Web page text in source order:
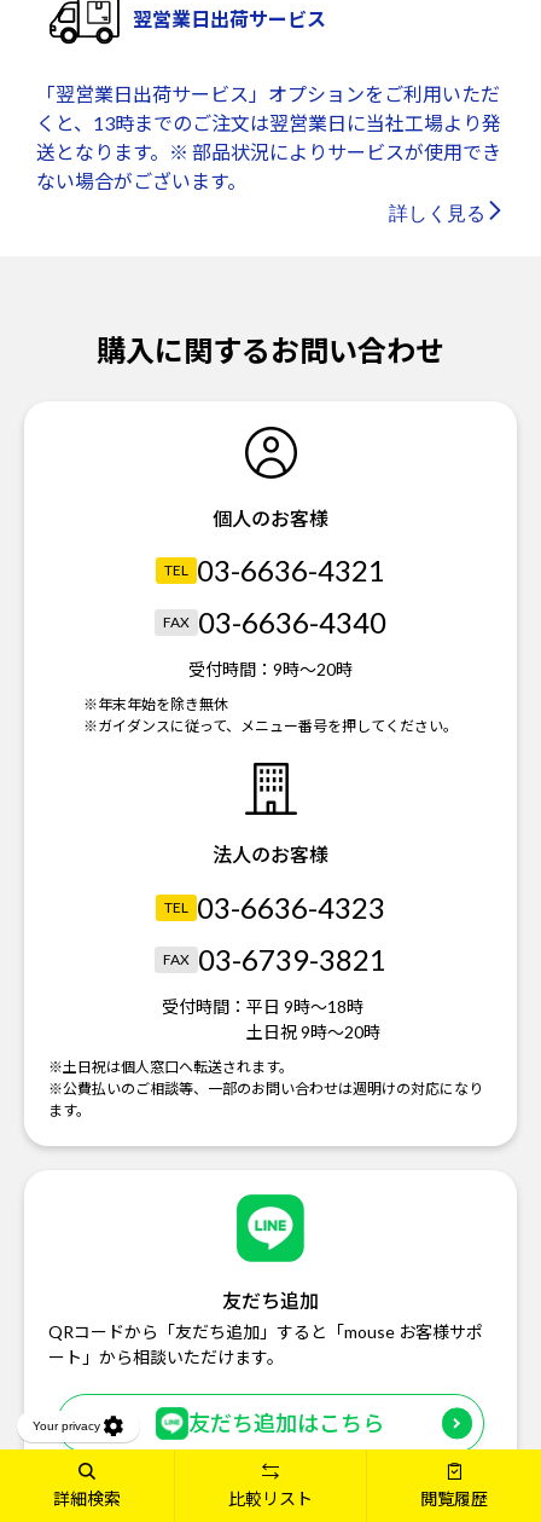
詳細検索 比較リスト 閲覧履歴
翌営業日出荷サービス
「翌営業日出荷サービス」オプションをご利用いただ
くと、13時までのご注文は翌営業日に当社工場より発
送となります。※ 部品状況によりサービスが使用でき
ない場合がございます。
詳しく見る
購入に関するお問い合わせ
個人のお客様
TEL 03-6636-4321
FAX 03-6636-4340
受付時間： 9時～20時
※年末年始を除き無休
※ガイダンスに従って、メニュー番号を押してください。
法人のお客様
TEL 03-6636-4323
FAX 03-6739-3821
受付時間： 平日 9時～18時
土日祝 9時～20時
※土日祝は個人窓口へ転送されます。
※公費払いのご相談等、一部のお問い合わせは週明けの対応になり
ます。
友だち追加
QRコードから「友だち追加」すると「mouse お客様サポ
ート」から相談いただけます。
友だち追加はこちら